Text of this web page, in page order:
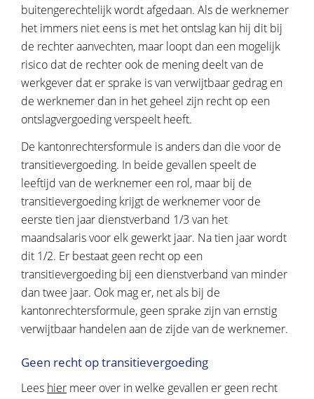
buitengerechtelijk wordt afgedaan. Als de werknemer
het immers niet eens is met het ontslag kan hij dit bij
de rechter aanvechten, maar loopt dan een mogelijk
risico dat de rechter ook de mening deelt van de
werkgever dat er sprake is van verwijtbaar gedrag en
de werknemer dan in het geheel zijn recht op een
ontslagvergoeding verspeelt heeft.
De kantonrechtersformule is anders dan die voor de
transitievergoeding. In beide gevallen speelt de
leeftijd van de werknemer een rol, maar bij de
transitievergoeding krijgt de werknemer voor de
eerste tien jaar dienstverband 1/3 van het
maandsalaris voor elk gewerkt jaar. Na tien jaar wordt
dit 1/2. Er bestaat geen recht op een
transitievergoeding bij een dienstverband van minder
dan twee jaar. Ook mag er, net als bij de
kantonrechtersformule, geen sprake zijn van ernstig
verwijtbaar handelen aan de zijde van de werknemer.
Geen recht op transitievergoeding
Lees hier meer over in welke gevallen er geen recht